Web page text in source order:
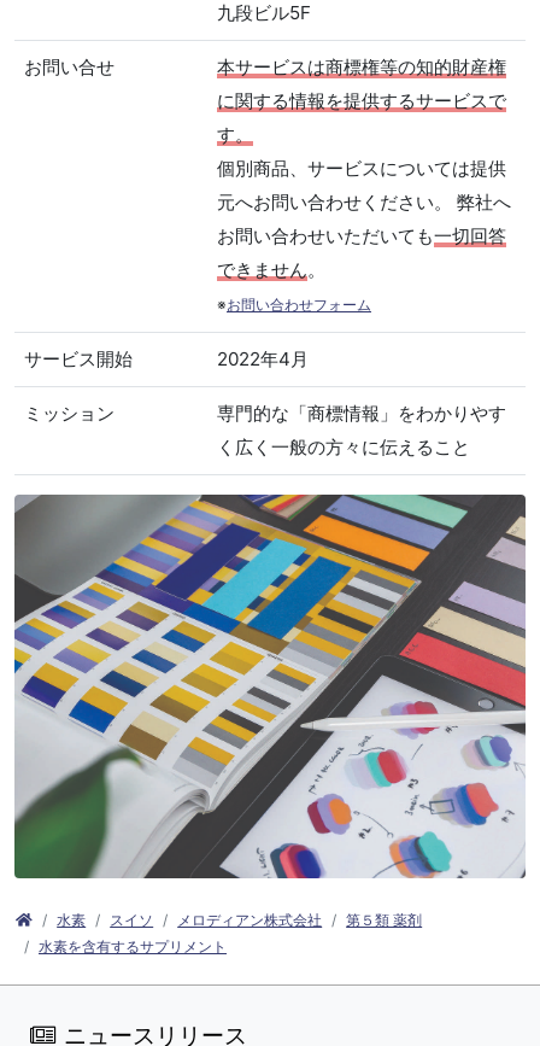
九段ビル5F
お問い合せ
本サービスは商標権等の知的財産権
に関する情報を提供するサービスで
す。
個別商品、サービスについては提供
元へお問い合わせください。 弊社へ
お問い合わせいただいても一切回答
できません。
※お問い合わせフォーム
サービス開始 2022年4月
ミッション
専門的な「商標情報」をわかりやす
く広く一般の方々に伝えること
水素 スイソ メロディアン株式会社
第５類 薬剤
水素を含有するサプリメント
ニュースリリース